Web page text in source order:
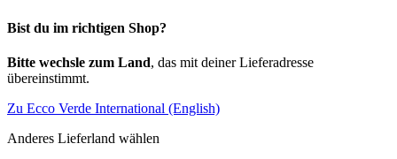
Bist du im richtigen Shop?
Bitte wechsle zum Land, das mit deiner Lieferadresse
übereinstimmt.
Zu Ecco Verde International (English)
Anderes Lieferland wählen